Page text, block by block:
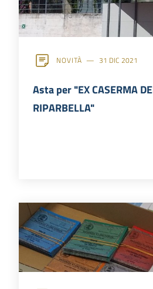
NOVITÀ 31 DIC 2021
Asta per "EX CASERMA
RIPARBELLA"